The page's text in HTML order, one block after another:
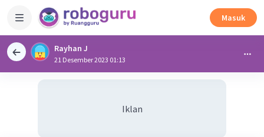
Masuk
Rayhan J
21 Desember 2023 01:13
Iklan